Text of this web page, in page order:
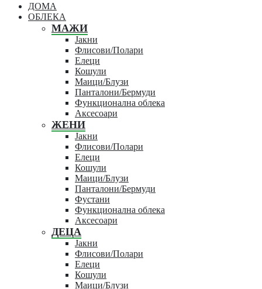
ДОМА
ОБЛЕКА
МАЖИ
Јакни
Флисови/Полари
Елеци
Кошули
Маици/Блузи
Панталони/Бермуди
Функционална облека
Аксесоари
ЖЕНИ
Јакни
Флисови/Полари
Елеци
Кошули
Маици/Блузи
Панталони/Бермуди
Фустани
Функционална облека
Аксесоари
ДЕЦА
Јакни
Флисови/Полари
Елеци
Кошули
Маици/Блузи